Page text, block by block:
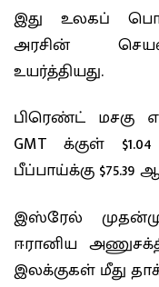
இது உலகப்
அரசின்
உயர்த்தியது.
பிரெண்ட் மசகு
GMT க்குள்
பீப்பாய்க்கு $75.39
இஸ்ரேல்
ஈரானிய
இலக்குகள் மீது